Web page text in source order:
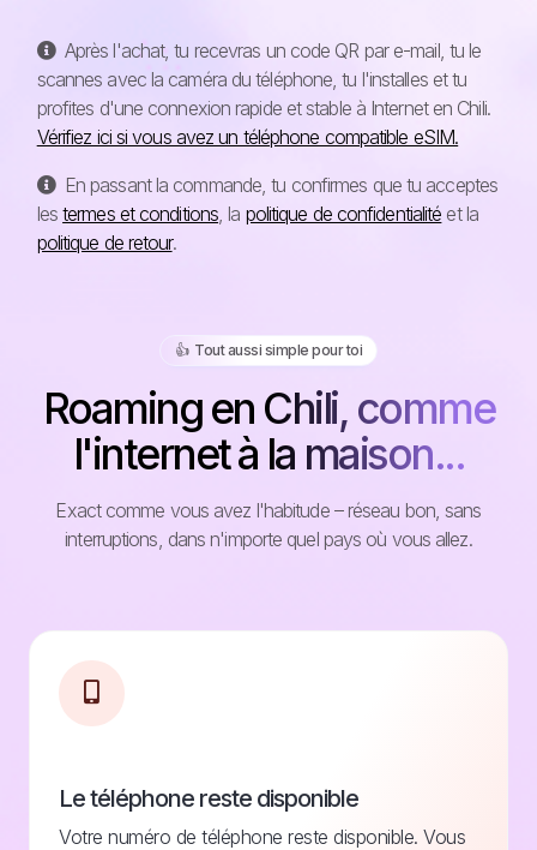
Après l'achat, tu recevras un code QR par e-mail, tu le
scannes avec la caméra du téléphone, tu l'installes et tu
profites d'une connexion rapide et stable à Internet en Chili.
Vérifiez ici si vous avez un téléphone compatible eSIM.
En passant la commande, tu confirmes que tu acceptes
lestermes et conditions , la politique de confidentialité et la
politique de retour.
👍️ Tout aussi simple pour toi
Roaming en Chili, comme
l'internet à la maison...
Exact comme vous avez l'habitude – réseau bon, sans
interruptions, dans n'importe quel pays où vous allez.
Le téléphone reste disponible
Votre numéro de téléphone reste disponible. Vous